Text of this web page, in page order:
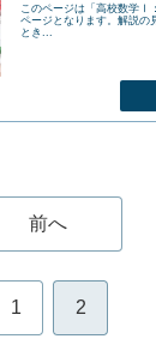
このページは「高校数学Ⅰ
ページとなります。解説の
とき...
前へ
1 2